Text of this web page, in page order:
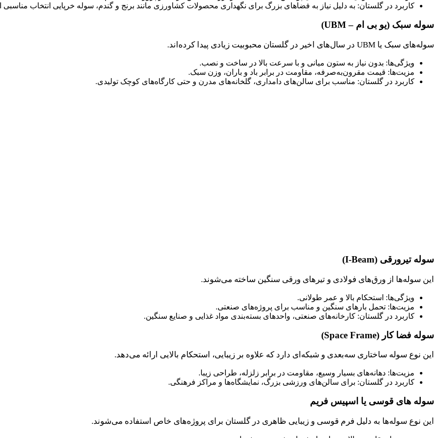
کاربرد در گلستان: به دلیل نیاز به فضاهای بزرگ برای نگهداری محصولات کشاورزی مانند برنج و گندم، سوله خرپایی انتخاب
سوله سبک (یو بی ام – UBM)
سوله‌های سبک یا UBM در سال‌های اخیر در گلستان محبوبیت زیادی پیدا کرده‌اند.
ویژگی‌ها: بدون نیاز به ستون میانی و با سرعت بالا در ساخت و نصب.
مزیت‌ها: قیمت مقرون‌به‌صرفه، مقاومت در برابر باد و باران، وزن سبک.
کاربرد در گلستان: مناسب برای سالن‌های دامداری، گلخانه‌های مدرن و حتی کارگاه‌های کوچک تولیدی.
سوله تیرورقی (I-Beam)
این سوله‌ها از ورق‌های فولادی و تیرهای ورقی سنگین ساخته می‌شوند.
ویژگی‌ها: استحکام بالا و عمر طولانی.
مزیت‌ها: تحمل بارهای سنگین و مناسب برای پروژه‌های صنعتی.
کاربرد در گلستان: کارخانه‌های صنعتی، واحدهای بسته‌بندی مواد غذایی و صنایع سنگین.
سوله فضا کار (Space Frame)
این نوع سوله ساختاری سه‌بعدی و شبکه‌ای دارد که علاوه بر زیبایی، استحکام بالایی ارائه می‌دهد.
مزیت‌ها: دهانه‌های بسیار وسیع، مقاومت در برابر زلزله، طراحی زیبا.
کاربرد در گلستان: برای سالن‌های ورزشی بزرگ، نمایشگاه‌ها و مراکز فرهنگی.
سوله ‌های قوسی یا اسپیس ‌فریم
این نوع سوله‌ها به دلیل فرم قوسی و زیبایی ظاهری در گلستان برای پروژه‌های خاص استفاده می‌شوند.